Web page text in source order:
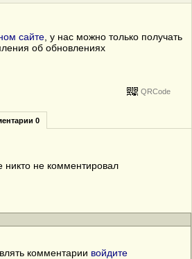
сайте, у нас можно только получать
об обновлениях
QRCode
0
никто не комментировал
комментарии войдите